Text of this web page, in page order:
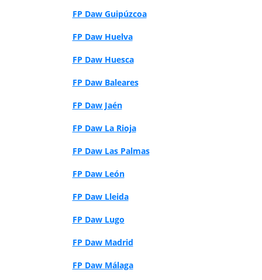
FP Daw Guipúzcoa
FP Daw Huelva
FP Daw Huesca
FP Daw Baleares
FP Daw Jaén
FP Daw La Rioja
FP Daw Las Palmas
FP Daw León
FP Daw Lleida
FP Daw Lugo
FP Daw Madrid
FP Daw Málaga